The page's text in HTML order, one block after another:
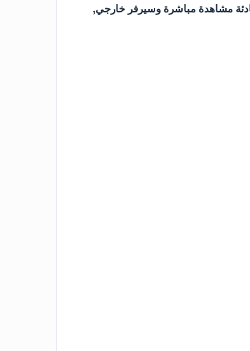
مشاهدة مباشرة وسيرفر خارجي,